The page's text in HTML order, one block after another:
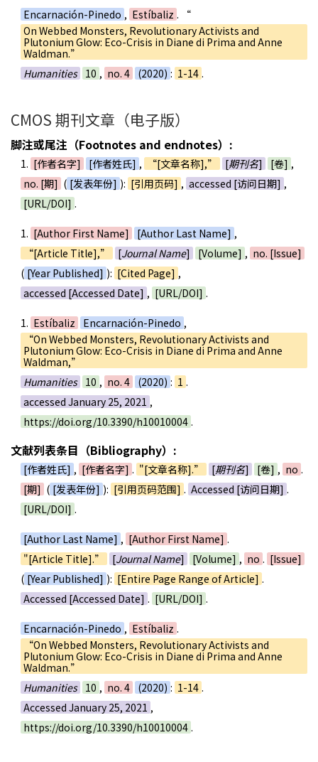
Encarnación-Pinedo , Estíbaliz . “
On Webbed Monsters, Revolutionary Activists and
Plutonium Glow: Eco-Crisis in Diane di Prima and Anne
Waldman.”
Humanities 10 , no. 4 (2020) : 1-14 .
CMOS 期刊文章（电子版）
脚注或尾注（Footnotes and endnotes）:
1. [作者名字] [作者姓氏] , “[文章名称],” [期刊名] [卷] ,
no. [期] ( [发表年份] ): [引用页码] , accessed [访问日期] ,
[URL/DOI] .
1. [Author First Name] [Author Last Name] ,
“[Article Title],”
[Journal Name] [Volume] , no. [Issue]
( [Year Published] ): [Cited Page] ,
accessed [Accessed Date] , [URL/DOI] .
1. Estíbaliz Encarnación-Pinedo ,
“On Webbed Monsters, Revolutionary Activists and
Plutonium Glow: Eco-Crisis in Diane di Prima and Anne
Waldman,”
Humanities 10 , no. 4 (2020) : 1 .
accessed January 25, 2021 ,
https://doi.org/10.3390/h10010004 .
文献列表条目（Bibliography）:
[作者姓氏] , [作者名字] . "[文章名称].” [期刊名] [卷] , no .
[期] ( [发表年份] ): [引用页码范围] . Accessed [访问日期] .
[URL/DOI] .
[Author Last Name] , [Author First Name] .
"[Article Title].”
[Journal Name] [Volume] , no . [Issue]
( [Year Published] ): [Entire Page Range of Article] .
Accessed [Accessed Date] . [URL/DOI] .
Encarnación-Pinedo , Estíbaliz .
“On Webbed Monsters, Revolutionary Activists and
Plutonium Glow: Eco-Crisis in Diane di Prima and Anne
Waldman.”
Humanities 10 , no. 4 (2020) : 1-14 .
Accessed January 25, 2021 ,
https://doi.org/10.3390/h10010004 .